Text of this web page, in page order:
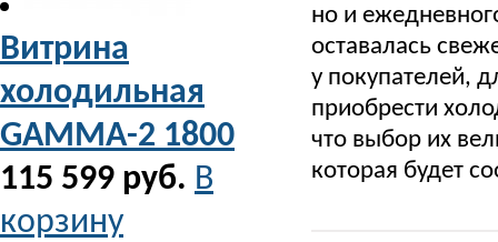
но и
оставалась
у покупателей,
приобрести
что выбор их
которая будет
Витрина
холодильная
GAMMA-2 1800
115 599 руб. В
корзину